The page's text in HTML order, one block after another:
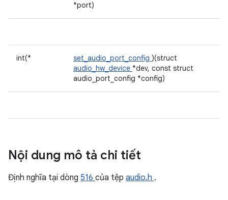
*port)
int(* set_audio_port_config )(struct
audio_hw_device *dev, const struct
audio_port_config *config)
Nội dung mô tả chi tiết
Định nghĩa tại dòng 516 của tệp audio.h .